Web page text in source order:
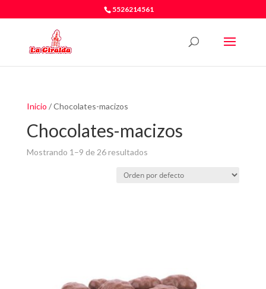
5526214561
Inicio / Chocolates-macizos
Chocolates-macizos
Mostrando 1–9 de 26 resultados